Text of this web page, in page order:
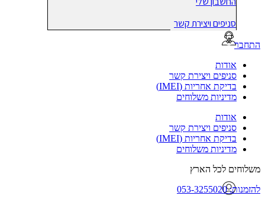
סניפים ויצירת קשר
אודות
סניפים ויצירת קשר
בדיקת אחריות (IMEI)
מדיניות משלוחים
אודות
סניפים ויצירת קשר
בדיקת אחריות (IMEI)
מדיניות משלוחים
לכל הארץ
053-3255020